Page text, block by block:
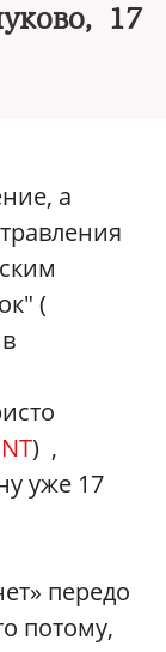
17
а
(
) ,
уже 17
передо
потому,